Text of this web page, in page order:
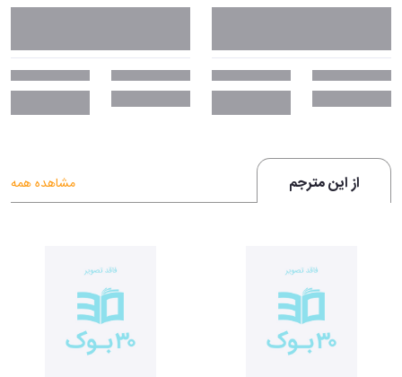
از این مترجم مشاهده همه